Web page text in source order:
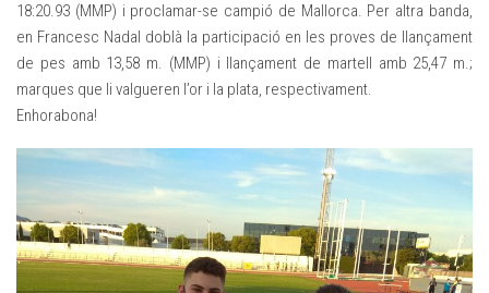
18:20.93 (MMP) i proclamar-se campió de Mallorca. Per altra banda,
en Francesc Nadal doblà la participació en les proves de llançament
de pes amb 13,58 m. (MMP) i llançament de martell amb 25,47 m.;
marques que li valgueren l’or i la plata, respectivament.
Enhorabona!